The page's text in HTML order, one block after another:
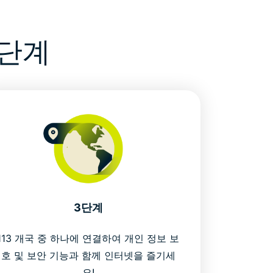
계
3단계
개국 중 하나에 연결하여 개인 정보 보
호 및 보안 기능과 함께 인터넷을 즐기세